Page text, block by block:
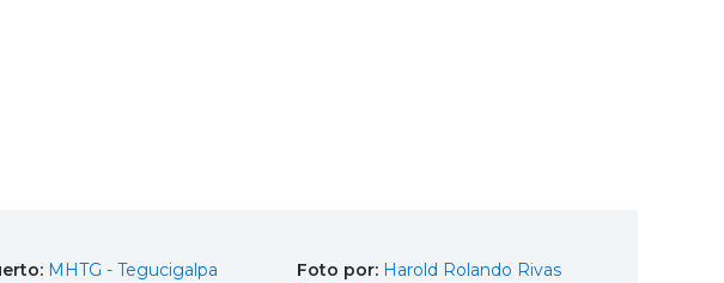
MHTG - Tegucigalpa
Foto por: Harold Rolando Rivas